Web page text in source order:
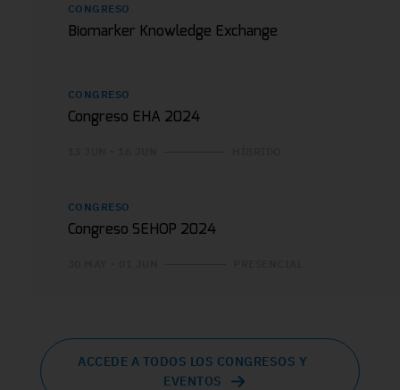
CONGRESO
Biomarker Knowledge Exchange
CONGRESO
Congreso EHA 2024
CONGRESO
Congreso SEHOP 2024
ACCEDE A TODOS LOS CONGRESOS Y
EVENTOS